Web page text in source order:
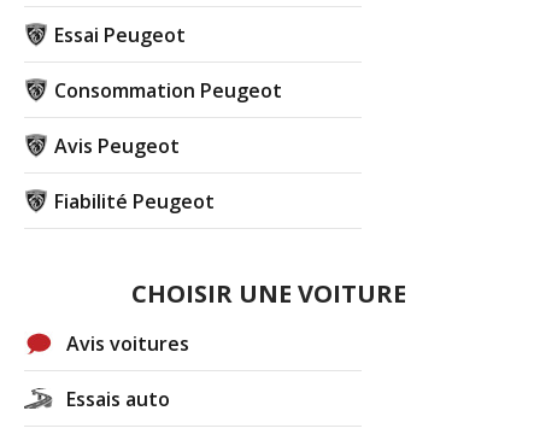
Essai Peugeot
Consommation Peugeot
Avis Peugeot
Fiabilité Peugeot
CHOISIR UNE VOITURE
Avis voitures
Essais auto